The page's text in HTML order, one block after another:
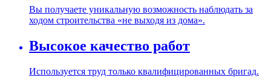
Вы получаете уникальную возможность наблюдать за
ходом строительства «не выходя из дома».
Высокое качество работ
Используется труд только квалифицированных бригад.